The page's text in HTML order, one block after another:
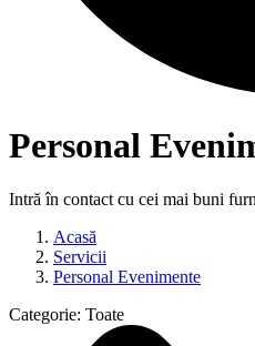
Personal
Intră în contact cu cei mai buni
Acasă
Servicii
Personal Evenimente
Categorie: Toate